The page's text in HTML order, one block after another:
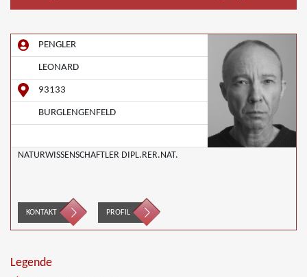
PENGLER
LEONARD
93133
BURGLENGENFELD
NATURWISSENSCHAFTLER DIPL.RER.NAT.
KONTAKT PROFIL
Legende